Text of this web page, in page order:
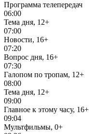
Программа телепередач
06:00
Тема дня, 12+
07:00
Новости, 16+
07:20
Вопрос дня, 16+
07:30
Галопом по тропам, 12+
08:00
Тема дня, 12+
09:00
Главное к этому часу, 16+
09:04
Мультфильмы, 0+